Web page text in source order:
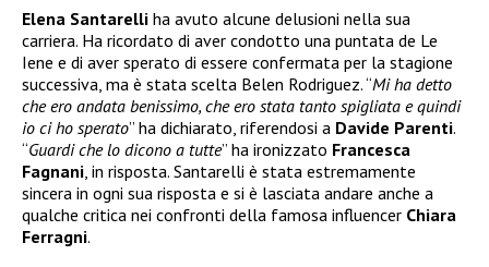
Elena Santarelli ha avuto alcune delusioni nella sua
carriera. Ha ricordato di aver condotto una puntata de Le
Iene e di aver sperato di essere confermata per la stagione
successiva, ma è stata scelta Belen Rodriguez. “Mi ha detto
che ero andata benissimo, che ero stata tanto spigliata e quindi
io ci ho sperato” ha dichiarato, riferendosi a Davide Parenti.
“Guardi che lo dicono a tutte” ha ironizzato Francesca
Fagnani , in risposta. Santarelli è stata estremamente
sincera in ogni sua risposta e si è lasciata andare anche a
qualche critica nei confronti della famosa influencer Chiara
Ferragni.